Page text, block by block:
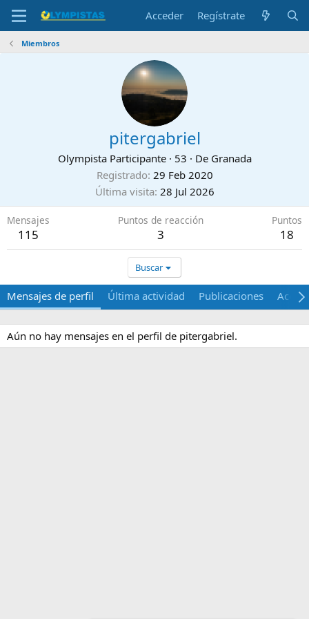
Acceder Regístrate
Miembros
pitergabriel
Olympista Participante · 53 · De Granada
Registrado 29 Feb 2020
Última visita 28 Jul 2026
Mensajes
115
Puntos de reacción
3
Puntos
18
Buscar
Mensajes de perfil Última actividad Publicaciones Acerca
Aún no hay mensajes en el perfil de pitergabriel.